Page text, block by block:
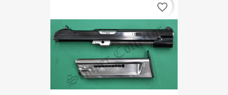
favorite_border